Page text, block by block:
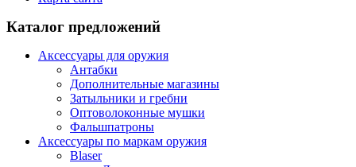
Каталог предложений
Аксессуары для оружия
Антабки
Дополнительные магазины
Затыльники и гребни
Оптоволоконные мушки
Фальшпатроны
Аксессуары по маркам оружия
Blaser